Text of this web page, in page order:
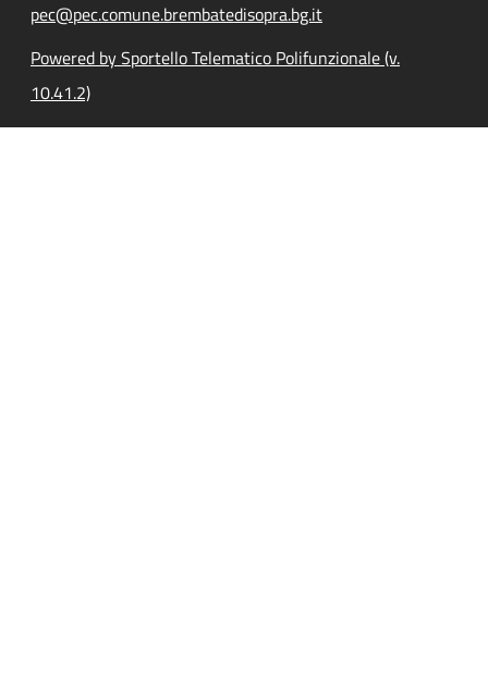
pec@pec.comune.brembatedisopra.bg.it
Powered by Sportello Telematico Polifunzionale (v.
10.41.2)